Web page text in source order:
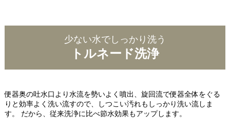
少ない水でしっかり洗う
トルネード洗浄
便器奥の吐水口より水流を勢いよく噴出、旋回流で便器全体をぐる
りと効率よく洗い流すので、しつこい汚れもしっかり洗い流しま
す。 だから、従来洗浄に比べ節水効果もアップします。